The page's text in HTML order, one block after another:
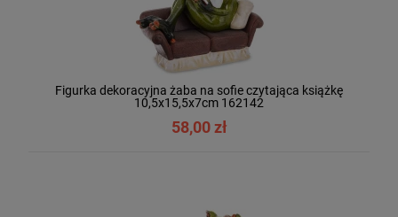
Figurka dekoracyjna żaba na sofie czytająca książkę
10,5x15,5x7cm 162142
58,00 zł